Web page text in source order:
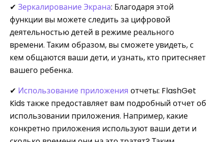
✔ Зеркалирование Экрана: Благодаря этой
функции вы можете следить за цифровой
деятельностью детей в режиме реального
времени. Таким образом, вы сможете увидеть, с
кем общаются ваши дети, и узнать, кто притесняет
вашего ребенка.
✔ Использование приложения отчеты: FlashGet
Kids также предоставляет вам подробный отчет об
использовании приложения. Например, какие
конкретно приложения используют ваши дети и